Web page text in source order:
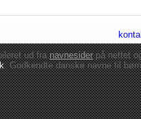
ud franavnesiderpå nettet
: Godkendte danskenavne til børn